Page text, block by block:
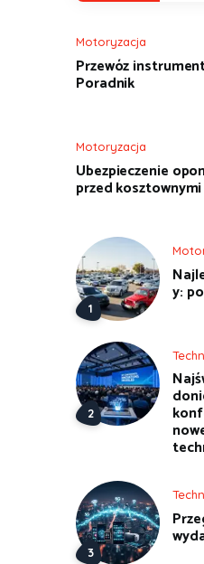
Motoryzacja
Przewóz
Poradnik
Motoryzacja
Ubezpieczenie
przed
y: